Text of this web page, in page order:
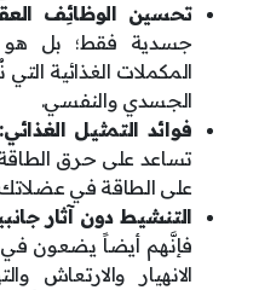
تحسين الوظائِف
جسدية فقط؛ بل هو
المكملات الغذائية
الجسدي والنفسي.
فوائد التمثيل الغذائي:
تساعد على حرق
على الطاقة في
التنشيط دون آثار
فإنَّهم أيضاً يضعون في
الانهيار والارتعاش